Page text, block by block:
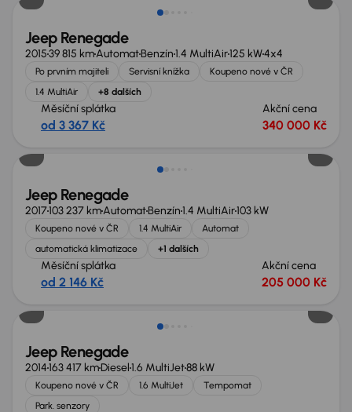
Jeep Renegade
201539 815 kmAutomatBenzín1.4 MultiAir125 kW4x4
Po prvním majiteli Servisní knížka
Koupeno nové v ČR
1.4 MultiAir
+8 dalších
Měsíční splátka
od 3 367 Kč
Akční cena
340 000 Kč
Jeep Renegade
2017103 237 kmAutomatBenzín1.4 MultiAir103 kW
Koupeno nové v ČR 1.4 MultiAir
Automat
automatická klimatizace
+1 dalších
Měsíční splátka
od 2 146 Kč
Akční cena
205 000 Kč
Zlevněno o 20 000 Kč
Jeep Renegade
2014163 417 kmDiesel1.6 MultiJet88 kW
Koupeno nové v ČR 1.6 MultiJet
Tempomat
Park. senzory